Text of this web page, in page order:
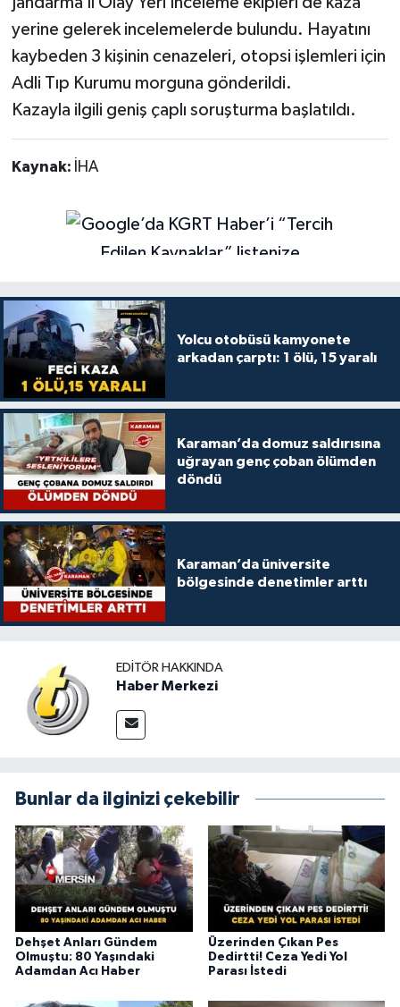
yerine gelerek incelemelerde bulundu. Hayatını
kaybeden 3 kişinin cenazeleri, otopsi işlemleri için
Adli Tıp Kurumu morguna gönderildi.
Kazayla ilgili geniş çaplı soruşturma başlatıldı.
Kaynak: İHA
Yolcu otobüsü kamyonete
arkadan çarptı: 1 ölü, 15 yaralı
Karaman’da domuz saldırısına
uğrayan genç çoban ölümden
döndü
Karaman’da üniversite
bölgesinde denetimler arttı
EDITÖR HAKKINDA
Haber Merkezi
Bunlar da ilginizi çekebilir
Dehşet Anları Gündem
Olmuştu: 80 Yaşındaki
Adamdan Acı Haber
Üzerinden Çıkan Pes
Dedirtti! Ceza Yedi Yol
Parası İstedi